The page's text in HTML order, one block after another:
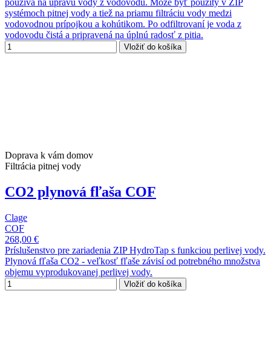
systémoch pitnej vody a tiež na priamu filtráciu vody medzi
vodovodnou prípojkou a kohútikom. Po odfiltrovaní je voda z
vodovodu čistá a pripravená na úplnú radosť z pitia.
Vložiť do košíka
Doprava k vám domov
Filtrácia pitnej vody
CO2 plynová fľaša COF
Clage
COF
268,00 €
Príslušenstvo pre zariadenia ZIP HydroTap s funkciou perlivej vody.
Plynová fľaša CO2 - veľkosť fľaše závisí od potrebného množstva
objemu vyprodukovanej perlivej vody.
Vložiť do košíka